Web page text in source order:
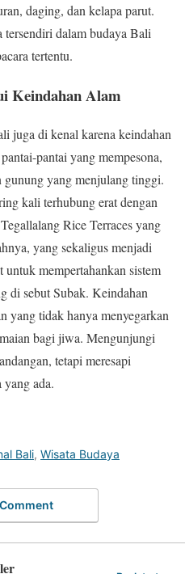
daging, dan kelapa parut.
dalam budaya Bali
tertentu.
Keindahan Alam
juga di kenal karena keindahan
pantai yang mempesona,
gunung yang menjulang tinggi.
kali terhubung erat dengan
Rice Terraces yang
yang sekaligus menjadi
untuk mempertahankan sistem
di sebut Subak. Keindahan
yang tidak hanya menyegarkan
bagi jiwa. Mengunjungi
tetapi meresapi
yang ada.
Bali, Wisata Budaya